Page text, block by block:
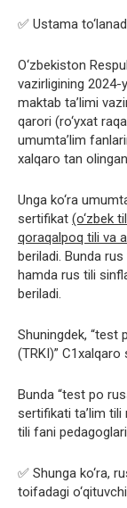
✅ Ustama
O‘zbekiston
vazirligining
maktab ta’limi
qarori (ro‘yxat
umumta’lim
xalqaro tan
Unga ko‘ra
sertifikat (o‘zbek
qoraqalpoq tili va
beriladi. Bunda
hamda rus tili
beriladi.
Shuningdek, “test
(TRKI)”
Bunda “test po
sertifikati ta’lim tili
tili fani
✅ Shunga ko‘ra,
toifadagi